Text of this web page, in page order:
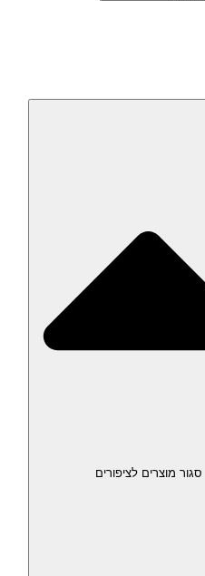
סגור מוצרים לציפורים